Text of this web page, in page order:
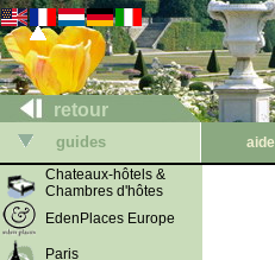
retour
guides aide
Chateaux-hôtels &
Chambres d'hôtes
EdenPlaces Europe
Paris